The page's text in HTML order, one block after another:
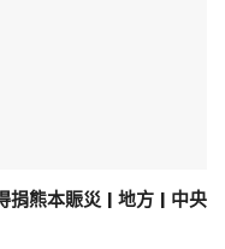
捐熊本賑災 | 地方 | 中央